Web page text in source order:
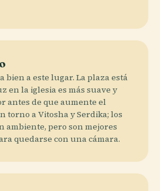
bien a este lugar. La plaza está
en la iglesia es más suave y
antes de que aumente el
torno a Vitosha y Serdika; los
ambiente, pero son mejores
quedarse con una cámara.